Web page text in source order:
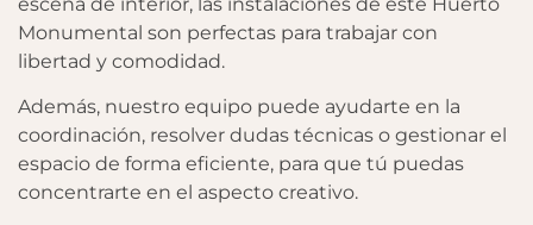
Monumental son perfectas para trabajar con
libertad y comodidad.
Además, nuestro equipo puede ayudarte en la
coordinación, resolver dudas técnicas o gestionar el
espacio de forma eficiente, para que tú puedas
concentrarte en el aspecto creativo.